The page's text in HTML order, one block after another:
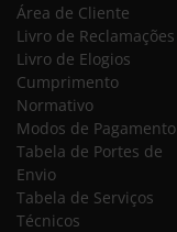
Área de Cliente
Livro de Reclamações
Livro de Elogios
Cumprimento
Normativo
Modos de Pagamento
Tabela de Portes de
Envio
Tabela de Serviços
Técnicos